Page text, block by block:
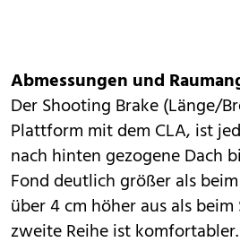
Abmessungen und
Der Shooting Brake (Länge/
Plattform mit dem CLA, ist
nach hinten gezogene Dach
Fond deutlich größer als
über 4 cm höher aus als
zweite Reihe ist